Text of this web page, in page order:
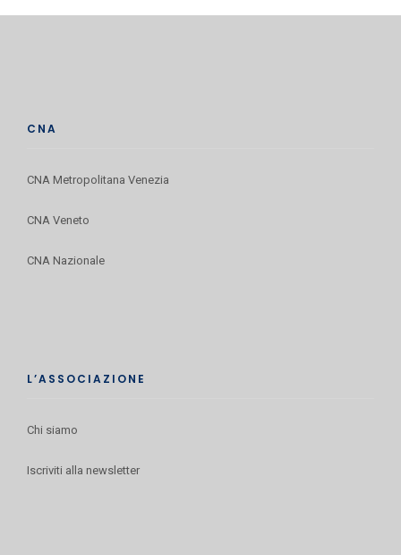
CNA
CNA Metropolitana Venezia
CNA Veneto
CNA Nazionale
L’ASSOCIAZIONE
Chi siamo
Iscriviti alla newsletter